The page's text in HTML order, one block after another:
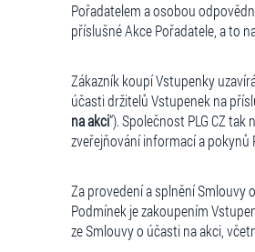
Pořadatelem a osobou
příslušné Akce Pořadatele, a to
Zákazník koupí Vstupenky
účasti držitelů Vstupenek na
na akci“). Společnost PLG CZ
zveřejňování informací a pokynů
Za provedení a splnění Smlouvy
Podmínek je zakoupením
ze Smlouvy o účasti na akci,